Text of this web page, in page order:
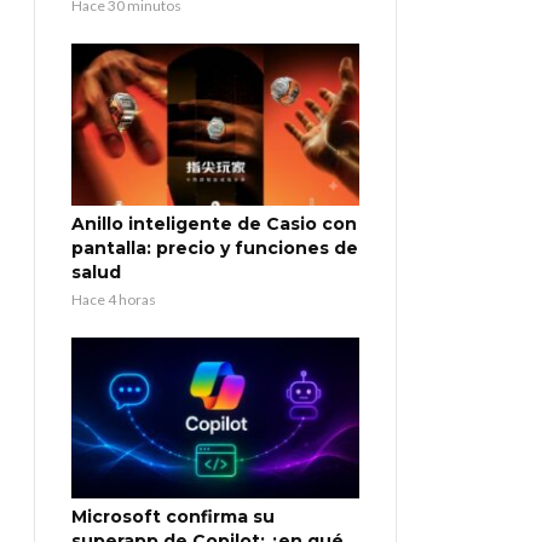
Hace 30 minutos
Anillo inteligente de Casio con
pantalla: precio y funciones de
salud
Hace 4 horas
Microsoft confirma su